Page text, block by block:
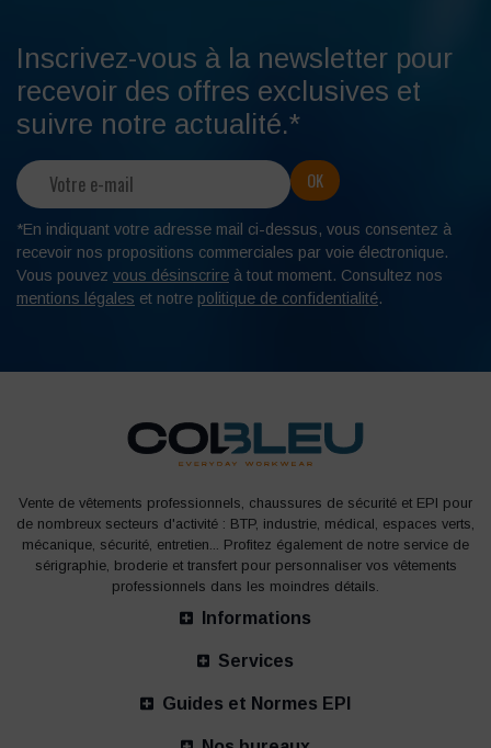
Inscrivez-vous à la newsletter pour
recevoir des offres exclusives et
suivre notre actualité.*
*En indiquant votre adresse mail ci-dessus, vous consentez à
recevoir nos propositions commerciales par voie électronique.
Vous pouvez vous désinscrire à tout moment. Consultez nos
mentions légales et notre politique de confidentialité.
Vente de vêtements professionnels, chaussures de sécurité et EPI pour
de nombreux secteurs d'activité : BTP, industrie, médical, espaces verts,
mécanique, sécurité, entretien... Profitez également de notre service de
sérigraphie, broderie et transfert pour personnaliser vos vêtements
professionnels dans les moindres détails.
Informations
Services
Guides et Normes EPI